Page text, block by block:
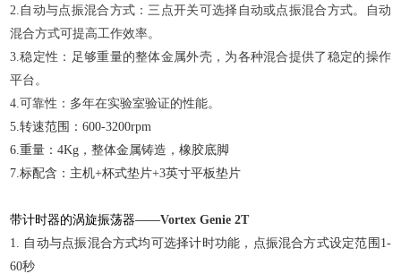
2.自动与点振混合方式：三点开关可选择自动或点振混合方式。自动
混合方式可提高工作效率。
3.稳定性：足够重量的整体金属外壳，为各种混合提供了稳定的操作
平台。
4.可靠性：多年在实验室验证的性能。
5.转速范围：600-3200rpm
6.重量：4Kg，整体金属铸造，橡胶底脚
7.标配含：主机+杯式垫片+3英寸平板垫片
带计时器的涡旋振荡器——Vortex Genie 2T
1. 自动与点振混合方式均可选择计时功能，点振混合方式设定范围1-
60秒